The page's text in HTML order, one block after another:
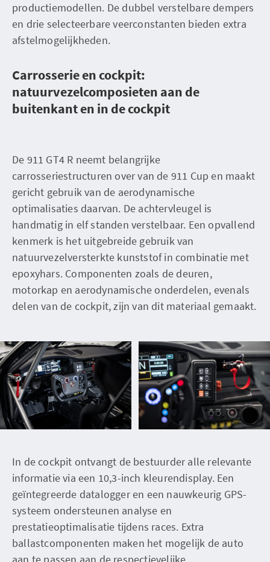
productiemodellen. De dubbel verstelbare dempers
en drie selecteerbare veerconstanten bieden extra
afstelmogelijkheden.
Carrosserie en cockpit:
natuurvezelcomposieten aan de
buitenkant en in de cockpit
De 911 GT4 R neemt belangrijke
carrosseriestructuren over van de 911 Cup en maakt
gericht gebruik van de aerodynamische
optimalisaties daarvan. De achtervleugel is
handmatig in elf standen verstelbaar. Een opvallend
kenmerk is het uitgebreide gebruik van
natuurvezelversterkte kunststof in combinatie met
epoxyhars. Componenten zoals de deuren,
motorkap en aerodynamische onderdelen, evenals
delen van de cockpit, zijn van dit materiaal gemaakt.
In de cockpit ontvangt de bestuurder alle relevante
informatie via een 10,3-inch kleurendisplay. Een
geïntegreerde datalogger en een nauwkeurig GPS-
systeem ondersteunen analyse en
prestatieoptimalisatie tijdens races. Extra
ballastcomponenten maken het mogelijk de auto
aan te passen aan de respectievelijke